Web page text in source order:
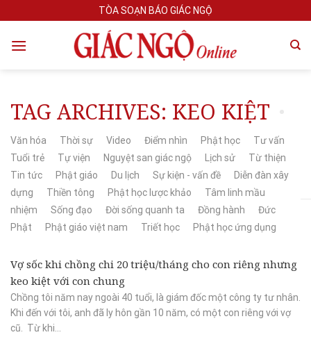
to
content
TÒA SOẠN BÁO GIÁC NGỘ
TAG ARCHIVES: KEO KIỆT
Văn hóa Thời sự Video Điểm nhìn Phật học
Tư vấn
Tuổi trẻ
Tự viện Nguyệt san giác ngộ Lịch sử
Từ thiện
Tin tức
Phật giáo Du lịch Sự kiện - vấn đề
Diễn đàn xây
dựng
Thiền tông Phật học lược khảo
Tâm linh mầu
nhiệm
Sống đạo Đời sống quanh ta Đồng hành
Đức
Phật
Phật giáo việt nam Triết học Phật học ứng dụng
Vợ sốc khi chồng chi 20 triệu/tháng cho con riêng nhưng
keo kiệt với con chung
Chồng tôi năm nay ngoài 40 tuổi, là giám đốc một công ty tư nhân.
Khi đến với tôi, anh đã ly hôn gần 10 năm, có một con riêng với vợ
cũ. Từ khi...